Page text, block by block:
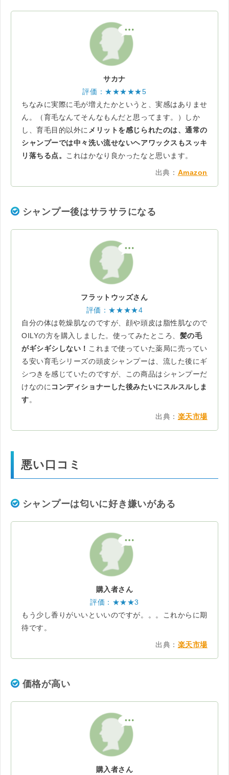
サカナ
評価：★★★★★5
ちなみに実際に毛が増えたかというと、実感はありませ
ん。（育毛なんてそんなもんだと思ってます。）しか
し、育毛目的以外にメリットを感じられたのは、通常の
シャンプーでは中々洗い流せないヘアワックスもスッキ
リ落ちる点。 これはかなり良かったなと思います。
出典： Amazon
シャンプー後はサラサラになる
フラットウッズさん
評価：★★★★4
自分の体は乾燥肌なのですが、顔や頭皮は脂性肌なので
OILYの方を購入しました。使ってみたところ、 髪の毛
がギシギシしない！ これまで使っていた薬局に売ってい
る安い育毛シリーズの頭皮シャンプーは、流した後にギ
シつきを感じていたのですが、この商品はシャンプーだ
けなのにコンディショナーした後みたいにスルスルしま
す。
出典： 楽天市場
悪い口コミ
シャンプーは匂いに好き嫌いがある
購入者さん
評価：★★★3
もう少し香りがいいといいのですが。。。これからに期
待です。
出典： 楽天市場
価格が高い
購入者さん